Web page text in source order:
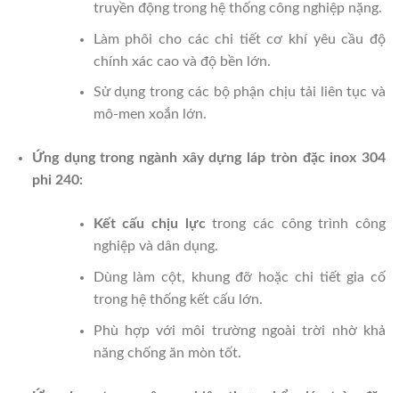
truyền động trong hệ thống công nghiệp nặng.
Làm phôi cho các chi tiết cơ khí yêu cầu độ
chính xác cao và độ bền lớn.
Sử dụng trong các bộ phận chịu tải liên tục và
mô-men xoắn lớn.
Ứng dụng trong ngành xây dựng láp tròn đặc inox 304
phi 240:
Kết cấu chịu lựctrong các công trình công
nghiệp và dân dụng.
Dùng làm cột, khung đỡ hoặc chi tiết gia cố
trong hệ thống kết cấu lớn.
Phù hợp với môi trường ngoài trời nhờ khả
năng chống ăn mòn tốt.